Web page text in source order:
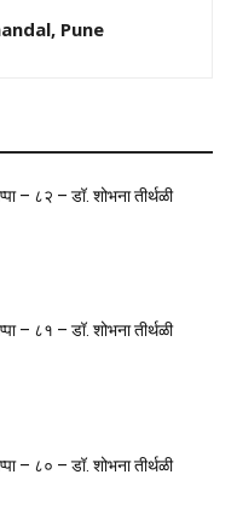
Pune
– ८२ – डॉ. शोभना तीर्थळी
– ८१ – डॉ. शोभना तीर्थळी
– ८० – डॉ. शोभना तीर्थळी